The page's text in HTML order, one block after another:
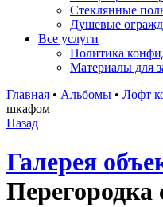
Стеклянные
Душевые
Все услуги
Политика
Материалы для
Главная • Альбомы • Лофт
шкафом
Назад
Галерея